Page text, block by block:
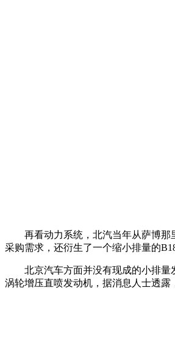
再看动力系统，北汽当年从萨博那里
采购需求，还衍生了一个缩小排量的
北京汽车方面并没有现成的小排量发
涡轮增压直喷发动机，据消息人士透露